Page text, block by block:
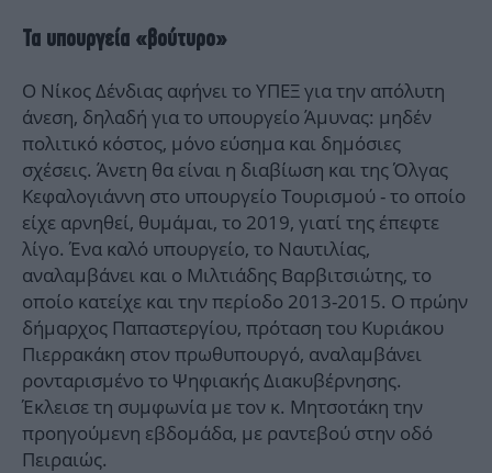
Τα υπουργεία «βούτυρο»
Ο Νίκος Δένδιας αφήνει το ΥΠΕΞ για την απόλυτη
άνεση, δηλαδή για το υπουργείο Άμυνας: μηδέν
πολιτικό κόστος, μόνο εύσημα και δημόσιες
σχέσεις. Άνετη θα είναι η διαβίωση και της Όλγας
Κεφαλογιάννη στο υπουργείο Τουρισμού - το οποίο
είχε αρνηθεί, θυμάμαι, το 2019, γιατί της έπεφτε
λίγο. Ένα καλό υπουργείο, το Ναυτιλίας,
αναλαμβάνει και ο Μιλτιάδης Βαρβιτσιώτης, το
οποίο κατείχε και την περίοδο 2013-2015. Ο πρώην
δήμαρχος Παπαστεργίου, πρόταση του Κυριάκου
Πιερρακάκη στον πρωθυπουργό, αναλαμβάνει
ρονταρισμένο το Ψηφιακής Διακυβέρνησης.
Έκλεισε τη συμφωνία με τον κ. Μητσοτάκη την
προηγούμενη εβδομάδα, με ραντεβού στην οδό
Πειραιώς.